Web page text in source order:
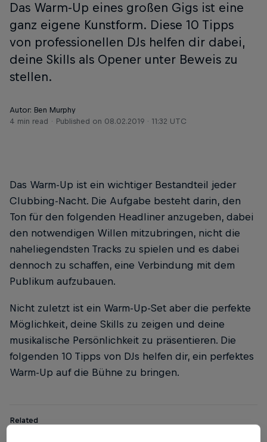
Das Warm-Up eines großen Gigs ist eine
ganz eigene Kunstform. Diese 10 Tipps
von professionellen DJs helfen dir dabei,
deine Skills als Opener unter Beweis zu
stellen.
Autor: Ben Murphy
4 min read
Published on 08.02.2019 · 11:32 UTC
Das Warm-Up ist ein wichtiger Bestandteil jeder
Clubbing-Nacht. Die Aufgabe besteht darin, den
Ton für den folgenden Headliner anzugeben, dabei
den notwendigen Willen mitzubringen, nicht die
naheliegendsten Tracks zu spielen und es dabei
dennoch zu schaffen, eine Verbindung mit dem
Publikum aufzubauen.
Nicht zuletzt ist ein Warm-Up-Set aber die perfekte
Möglichkeit, deine Skills zu zeigen und deine
musikalische Persönlichkeit zu präsentieren. Die
folgenden 10 Tipps von DJs helfen dir, ein perfektes
Warm-Up auf die Bühne zu bringen.
Related